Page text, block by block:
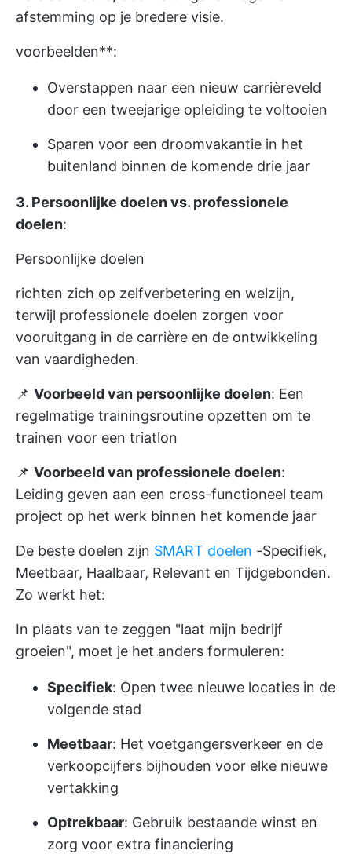
afstemming op je bredere visie.
voorbeelden**:
Overstappen naar een nieuw carrièreveld
door een tweejarige opleiding te voltooien
Sparen voor een droomvakantie in het
buitenland binnen de komende drie jaar
3. Persoonlijke doelen vs. professionele
doelen:
Persoonlijke doelen
richten zich op zelfverbetering en welzijn,
terwijl professionele doelen zorgen voor
vooruitgang in de carrière en de ontwikkeling
van vaardigheden.
📌 Voorbeeld van persoonlijke doelen: Een
regelmatige trainingsroutine opzetten om te
trainen voor een triatlon
📌 Voorbeeld van professionele doelen:
Leiding geven aan een cross-functioneel team
project op het werk binnen het komende jaar
De beste doelen zijn SMART doelen -Specifiek,
Meetbaar, Haalbaar, Relevant en Tijdgebonden.
Zo werkt het:
In plaats van te zeggen "laat mijn bedrijf
groeien", moet je het anders formuleren:
Specifiek: Open twee nieuwe locaties in de
volgende stad
Meetbaar: Het voetgangersverkeer en de
verkoopcijfers bijhouden voor elke nieuwe
vertakking
Optrekbaar: Gebruik bestaande winst en
zorg voor extra financiering